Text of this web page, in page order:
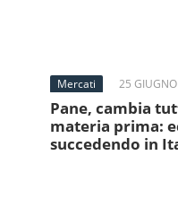
Mercati 25
Pane, cambia
materia prima:
succedendo in